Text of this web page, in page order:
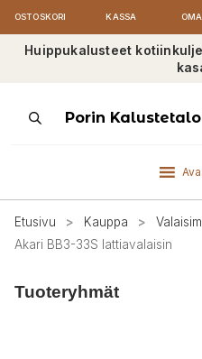
OSTOSKORI KASSA
Huippukalusteet
ProductsPorin Kalustetalo
Etusivu > Kauppa >
Akari BB3-33S lattiavalaisin
Tuoteryhmät